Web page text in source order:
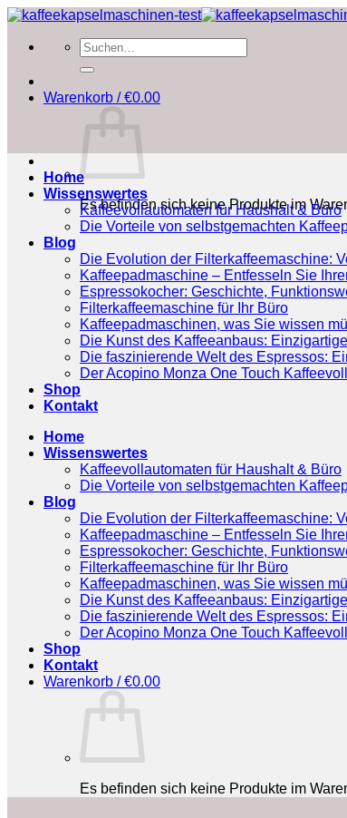
Zum
springen
Suchen
nach:
Warenkorb /€0.00
Es befinden sich keine Produkte im
Home
Wissenswertes
Kaffeevollautomaten für Haushalt & Büro
Die Vorteile von selbstgemachten
Blog
Die Evolution der Filterkaffeemaschine:
Kaffeepadmaschine – Entfesseln Sie
Espressokocher: Geschichte,
Filterkaffeemaschine für Ihr Büro
Kaffeepadmaschinen, was Sie wissen
Die Kunst des Kaffeeanbaus:
Die faszinierende Welt des Espressos:
Der Acopino Monza One Touch
Shop
Kontakt
Home
Wissenswertes
Kaffeevollautomaten für Haushalt & Büro
Die Vorteile von selbstgemachten
Blog
Die Evolution der Filterkaffeemaschine:
Kaffeepadmaschine – Entfesseln Sie
Espressokocher: Geschichte,
Filterkaffeemaschine für Ihr Büro
Kaffeepadmaschinen, was Sie wissen
Die Kunst des Kaffeeanbaus:
Die faszinierende Welt des Espressos:
Der Acopino Monza One Touch
Shop
Kontakt
Warenkorb /€0.00
Es befinden sich keine Produkte im